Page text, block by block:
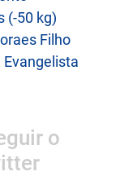
(-50 kg)
Filho
o